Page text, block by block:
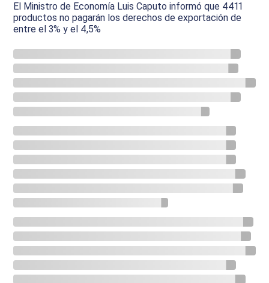
El Ministro de Economía Luis Caputo informó que 4411
productos no pagarán los derechos de exportación de
entre el 3% y el 4,5%